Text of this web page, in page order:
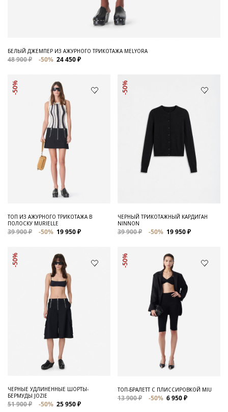
БЕЛЫЙ ДЖЕМПЕР ИЗ АЖУРНОГО ТРИКОТАЖА MELYORA
48 900 ₽ -50% 24 450 ₽
-50%
ТОП ИЗ АЖУРНОГО ТРИКОТАЖА В
ПОЛОСКУ MURIELLE
39 900 ₽ -50% 19 950 ₽
-50%
ЧЕРНЫЙ ТРИКОТАЖНЫЙ КАРДИГАН
NINNON
39 900 ₽ -50% 19 950 ₽
-50%
ЧЕРНЫЕ УДЛИНЕННЫЕ ШОРТЫ-
БЕРМУДЫ JOZIE
51 900 ₽ -50% 25 950 ₽
-50%
ТОП-БРАЛЕТТ С ПЛИССИРОВКОЙ MIU
13 900 ₽ -50% 6 950 ₽